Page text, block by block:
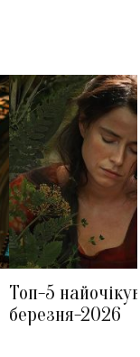
Топ-5
березня-2026